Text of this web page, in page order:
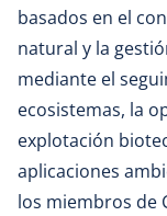
basados ​​en el
natural y la
mediante el
ecosistemas, la
explotación
aplicaciones
los miembros de